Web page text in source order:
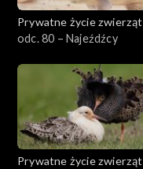
Prywatne życie zwierząt
odc. 80 – Najeźdźcy
Prywatne życie zwierząt